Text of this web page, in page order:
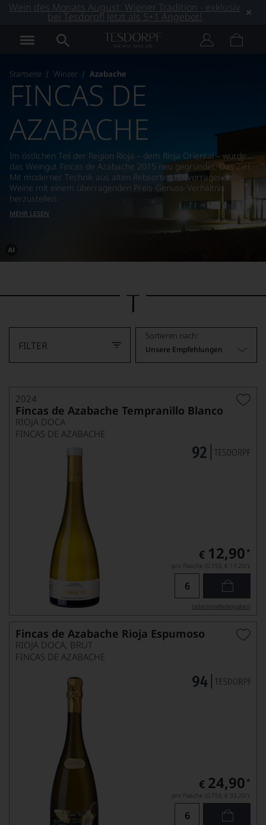
Wein des Monats August: Wiener Tradition - exklusiv
bei Tesdorpf! Jetzt als 5+1 Angebot!
Startseite Winzer Azabache
Dieses
von
FINCAS DE
AZABACHE
Im östlichen Teil der Region Rioja – dem Rioja Oriental – wurde
das Weingut Fincas de Azabache 2015 neu gegründet. Das Ziel:
Mit moderner Technik aus alten Rebsorten hervorragende
Weine mit einem überragenden Preis-Genuss-Verhältnis
herzustellen.
MEHR LESEN
FILTER
Sortieren nach:
Unsere Empfehlungen
2024
Fincas de Azabache Tempranillo Blanco
RIOJA DOCA
FINCAS DE AZABACHE
€ 12,90 *
pro Flasche (0.75l), € 17,20/L
Lebensmittel­angaben
Fincas de Azabache Rioja Espumoso
RIOJA DOCA, BRUT
FINCAS DE AZABACHE
€ 24,90 *
pro Flasche (0.75l), € 33,20/L